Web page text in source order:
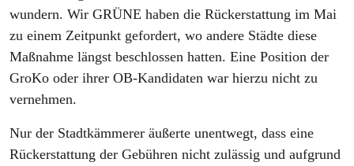
wundern. Wir GRÜNE haben die Rückerstattung im Mai
zu einem Zeitpunkt gefordert, wo andere Städte diese
Maßnahme längst beschlossen hatten. Eine Position der
GroKo oder ihrer OB-Kandidaten war hierzu nicht zu
vernehmen.
Nur der Stadtkämmerer äußerte unentwegt, dass eine
Rückerstattung der Gebühren nicht zulässig und aufgrund